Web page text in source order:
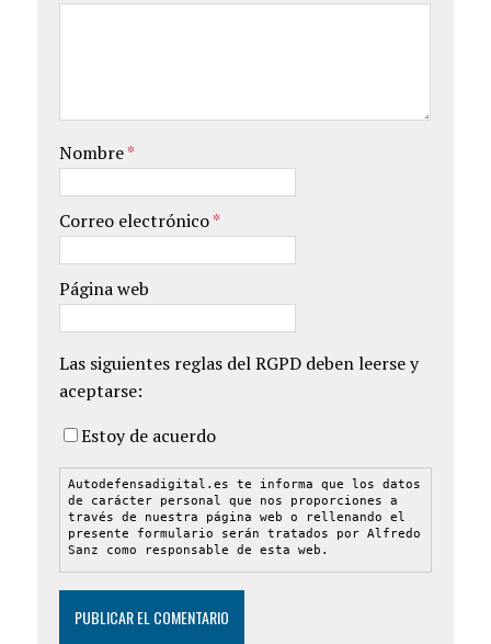
Nombre*
Correo electrónico*
Página web
Las siguientes reglas del RGPD deben leerse y
aceptarse:
Estoy de acuerdo
Autodefensadigital.es te informa que los datos
de carácter personal que nos proporciones a
través de nuestra página web o rellenando el
presente formulario serán tratados por Alfredo
Sanz como responsable de esta web.
La finalidad de la recogida y tratamiento de
los datos personales que te solicitamos es
permitirnos realizar un seguimiento de los
comentarios dejados en nuestra web.